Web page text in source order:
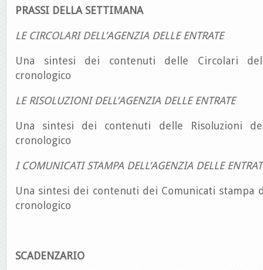
PRASSI DELLA SETTIMANA
LE CIRCOLARI DELL’AGENZIA DELLE ENTRATE
Una sintesi dei contenuti delle Circolari
cronologico
LE RISOLUZIONI DELL’AGENZIA DELLE ENTRATE
Una sintesi dei contenuti delle Risoluzioni
cronologico
I COMUNICATI STAMPA DELL’AGENZIA DELLE
Una sintesi dei contenuti dei Comunicati stampa
cronologico
SCADENZARIO